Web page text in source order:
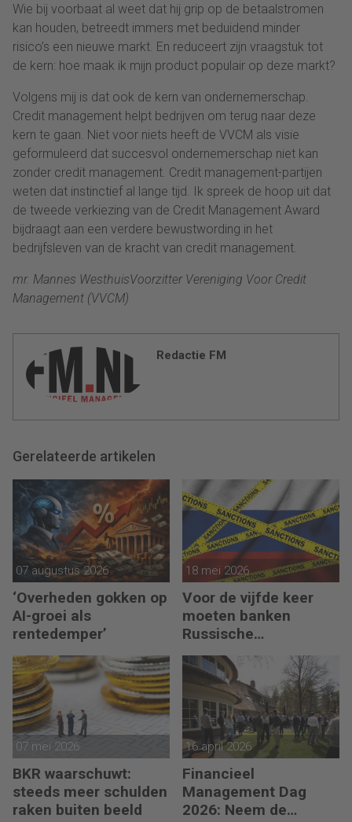
Wie bij voorbaat al weet dat hij grip op de betaalstromen
kan houden, betreedt immers met beduidend minder
risico’s een nieuwe markt. En reduceert zijn vraagstuk tot
de kern: hoe maak ik mijn product populair op deze markt?
Volgens mij is dat ook de kern van ondernemerschap.
Credit management helpt bedrijven om terug naar deze
kern te gaan. Niet voor niets heeft de VVCM als visie
geformuleerd dat succesvol ondernemerschap niet kan
zonder credit management. Credit management-partijen
weten dat instinctief al lange tijd. Ik spreek de hoop uit dat
de tweede verkiezing van de Credit Management Award
bijdraagt aan een verdere bewustwording in het
bedrijfsleven van de kracht van credit management.
mr. Mannes WesthuisVoorzitter Vereniging Voor Credit
Management (VVCM)
Redactie FM
Gerelateerde artikelen
07 augustus 2026
‘Overheden gokken op
AI-groei als
rentedemper’
18 mei 2026
Voor de vijfde keer
moeten banken
Russische
bankgegoeden
melden
07 mei 2026
BKR waarschuwt:
steeds meer schulden
raken buiten beeld
16 april 2026
Financieel
Management Dag
2026: Neem de